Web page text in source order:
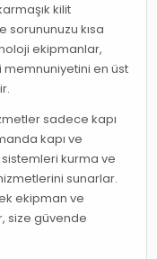
kilit
sorununuzu kısa
ekipmanlar,
memnuniyetini en üst
sadece kapı
kapı ve
kurma ve
sunarlar.
ekipman ve
size güvende